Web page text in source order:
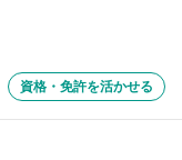
資格・免許を活かせる